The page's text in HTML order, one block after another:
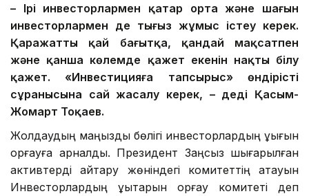
– Ірі инвесторлармен қатар орта және шағын
инвесторлармен де тығыз жұмыс істеу керек.
Қаражаттың қай бағытқа, қандай мақсатпен
және қанша көлемде қажет екенін нақты білу
қажет. «Инвестицияға тапсырыс» өндірістің
сұранысына сай жасалу керек, – деді Қасым-
Жомарт Тоқаев.
Жолдаудың маңызды бөлігі инвесторлардың құқығын
қорғауға арналды. Президент Заңсыз шығарылған
активтерді қайтару жөніндегі комитеттің атауын
Инвесторлардың құқықтарын қорғау комитеті деп